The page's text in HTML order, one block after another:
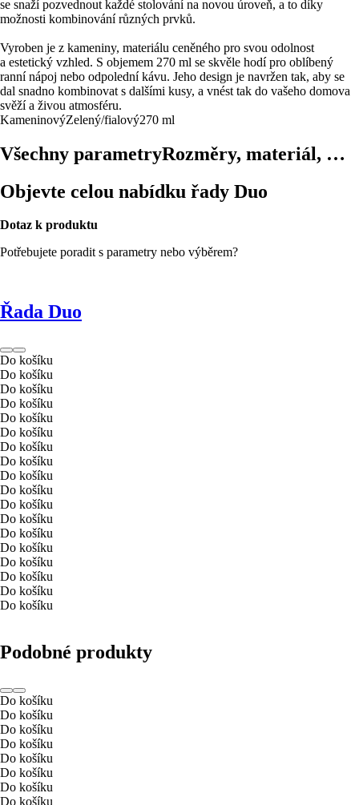
se snaží pozvednout každé stolování na novou úroveň, a to díky
možnosti kombinování různých prvků.
Vyroben je z kameniny, materiálu ceněného pro svou odolnost
a estetický vzhled. S objemem 270 ml se skvěle hodí pro oblíbený
ranní nápoj nebo odpolední kávu. Jeho design je navržen tak, aby se
dal snadno kombinovat s dalšími kusy, a vnést tak do vašeho domova
svěží a živou atmosféru.
KameninovýZelený/fialový270 ml
Všechny parametryRozměry, materiál, …
Objevte celou nabídku řady Duo
Dotaz k produktu
Potřebujete poradit s parametry nebo výběrem?
Řada Duo
Do košíku
Do košíku
Do košíku
Do košíku
Do košíku
Do košíku
Do košíku
Do košíku
Do košíku
Do košíku
Do košíku
Do košíku
Do košíku
Do košíku
Do košíku
Do košíku
Do košíku
Do košíku
Podobné produkty
Do košíku
Do košíku
Do košíku
Do košíku
Do košíku
Do košíku
Do košíku
Do košíku